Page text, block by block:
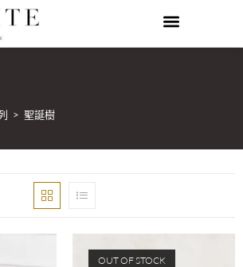
> 聖誕樹
OUT OF STOCK